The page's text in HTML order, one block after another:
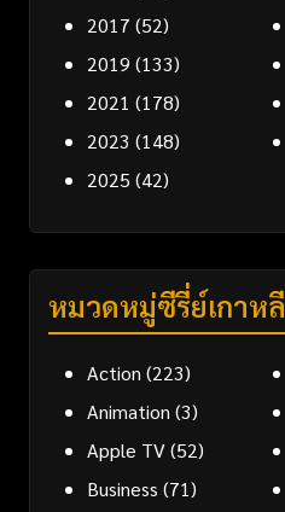
2017 (52)
2019 (133)
2021 (178)
2023 (148)
2025 (42)
หมวดหมู่ซีรี่ย์เกาหลี
Action (223)
Animation (3)
Apple TV(52)
Business (71)